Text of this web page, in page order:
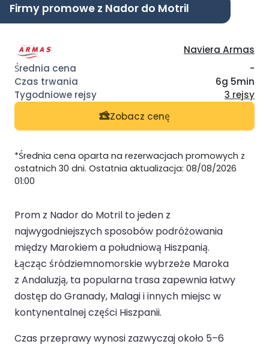
Firmy promowe z Nador do Motril
Naviera Armas
-
6g 5min
3 rejsy
Zobacz cenę
*Średnia cena oparta na rezerwacjach promowych z
ostatnich 30 dni. Ostatnia aktualizacja: 08/08/2026
01:00
Prom z Nador do Motril to jeden z
najwygodniejszych sposobów podróżowania
między Marokiem a południową Hiszpanią.
Łącząc śródziemnomorskie wybrzeże Maroka
z Andaluzją, ta popularna trasa zapewnia łatwy
dostęp do Granady, Malagi i innych miejsc w
kontynentalnej części Hiszpanii.
Czas przeprawy wynosi zazwyczaj około 5–6